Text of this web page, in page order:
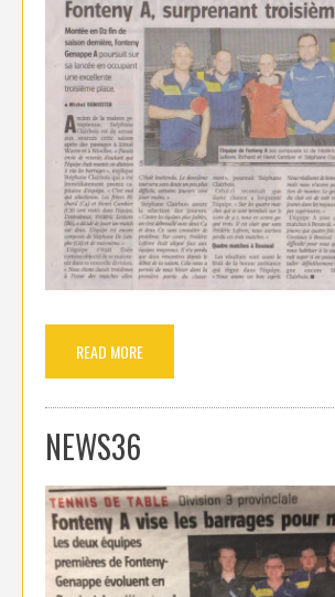
READ MORE
NEWS36